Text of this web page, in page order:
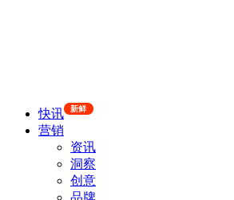
快讯 新鲜
营销
资讯
洞察
创意
品牌